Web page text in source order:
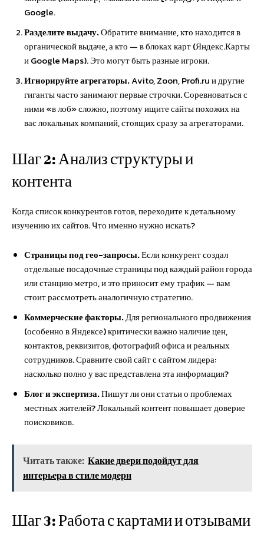
Google.
Разделите выдачу.Обратите внимание, кто находится в
органической выдаче, а кто — в блоках карт (Яндекс.Карты
и Google Maps). Это могут быть разные игроки.
Игнорируйте агрегаторы.Avito, Zoon, Profi.ru и другие
гиганты часто занимают первые строчки. Соревноваться с
ними «в лоб» сложно, поэтому ищите сайты похожих на
вас локальных компаний, стоящих сразу за агрегаторами.
Шаг 2: Анализ структуры и
контента
Когда список конкурентов готов, переходите к детальному
изучению их сайтов. Что именно нужно искать?
Страницы под гео-запросы.Если конкурент создал
отдельные посадочные страницы под каждый район города
или станцию метро, и это приносит ему трафик — вам
стоит рассмотреть аналогичную стратегию.
Коммерческие факторы.Для регионального продвижения
(особенно в Яндексе) критически важно наличие цен,
контактов, реквизитов, фотографий офиса и реальных
сотрудников. Сравните свой сайт с сайтом лидера:
насколько полно у вас представлена эта информация?
Блог и экспертиза.Пишут ли они статьи о проблемах
местных жителей? Локальный контент повышает доверие
поисковиков.
Читать также: Какие двери подойдут для
интерьера в стиле модерн
Шаг 3: Работа с картами и отзывами